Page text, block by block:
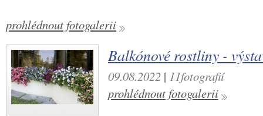
prohlédnout fotogalerii
Balkónové rostliny -
09.08.2022 | 11fotografií
prohlédnout fotogalerii